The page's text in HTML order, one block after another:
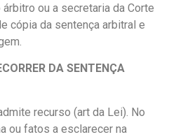
ou a secretaria da Corte
cópia da sentença arbitral e
DA SENTENÇA
recurso (art da Lei). No
ou fatos a esclarecer na